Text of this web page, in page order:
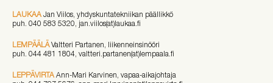
LAUKAA Jan Viilos, yhdyskuntatekniikan päällikkö
puh. 040 583 5320, jan.viilos(at)laukaa.fi
LEMPÄÄLÄValtteri Partanen, liikenneinsinööri
puh. 044 481 1804, valtteri.partanen(at)lempaala.fi
LEPPÄVIRTA Ann-Mari Karvinen, vapaa-aikajohtaja